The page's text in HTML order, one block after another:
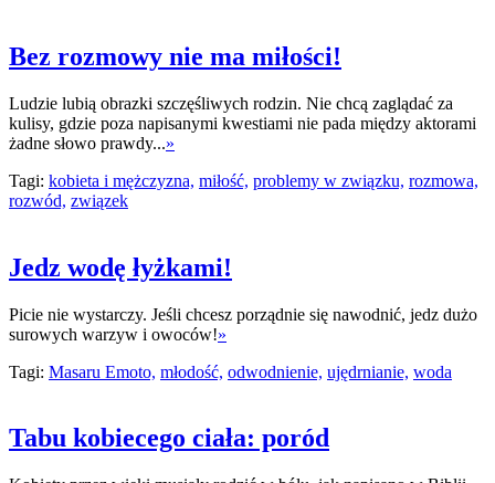
Bez rozmowy nie ma miłości!
Ludzie lubią obrazki szczęśliwych rodzin. Nie chcą zaglądać za
kulisy, gdzie poza napisanymi kwestiami nie pada między aktorami
żadne słowo prawdy...»
Tagi: kobieta i mężczyzna, miłość, problemy w związku, rozmowa,
rozwód, związek
Jedz wodę łyżkami!
Picie nie wystarczy. Jeśli chcesz porządnie się nawodnić, jedz dużo
surowych warzyw i owoców!»
Tagi: Masaru Emoto, młodość, odwodnienie, ujędrnianie, woda
Tabu kobiecego ciała: poród